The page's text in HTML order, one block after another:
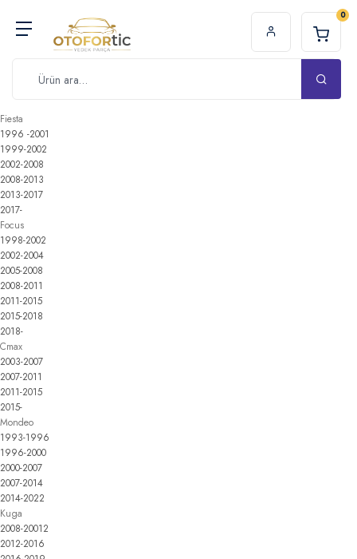
0
Fiesta
1996 -2001
1999-2002
2002-2008
2008-2013
2013-2017
2017-
Focus
1998-2002
2002-2004
2005-2008
2008-2011
2011-2015
2015-2018
2018-
Cmax
2003-2007
2007-2011
2011-2015
2015-
Mondeo
1993-1996
1996-2000
2000-2007
2007-2014
2014-2022
Kuga
2008-20012
2012-2016